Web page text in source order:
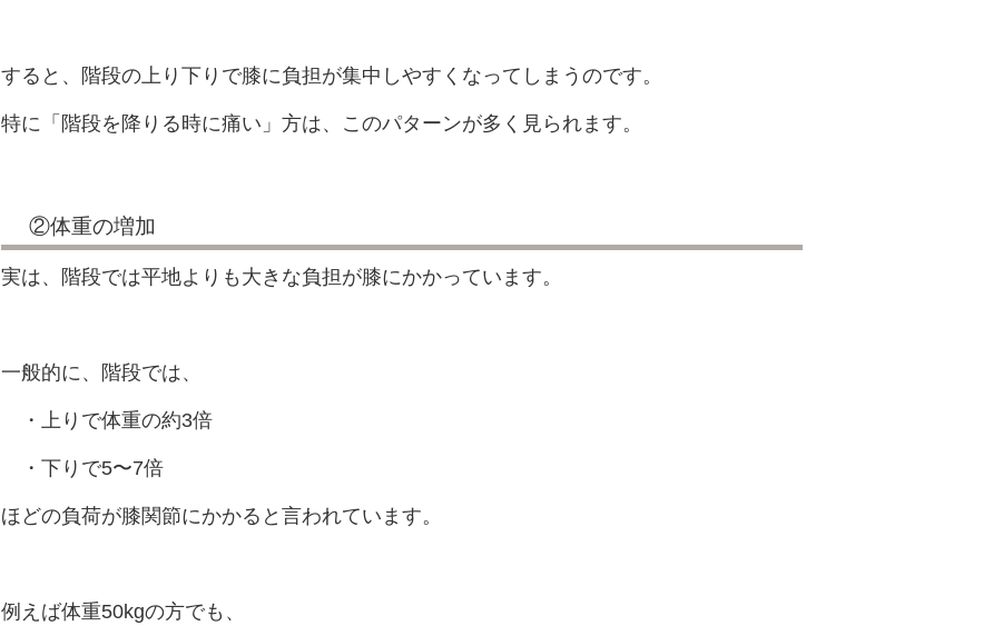
すると、階段の上り下りで膝に負担が集中しやすくなってしまうのです。
特に「階段を降りる時に痛い」方は、このパターンが多く見られます。
②体重の増加
実は、階段では平地よりも大きな負担が膝にかかっています。
一般的に、階段では、
・上りで体重の約3倍
・下りで5〜7倍
ほどの負荷が膝関節にかかると言われています。
例えば体重50kgの方でも、